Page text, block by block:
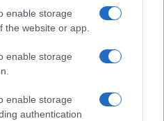
enable storage
the website or app.
enable storage
enable storage
authentication
pratica a sonno, HRV